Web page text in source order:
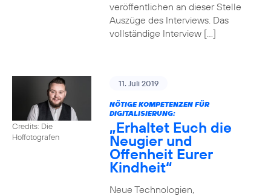
veröffentlichen an dieser Stelle
Auszüge des Interviews. Das
vollständige Interview […]
Credits: Die
Hoffotografen
11. Juli 2019
NÖTIGE KOMPETENZEN FÜR
DIGITALISIERUNG:
„Erhaltet Euch die
Neugier und
Offenheit Eurer
Kindheit“
Neue Technologien,